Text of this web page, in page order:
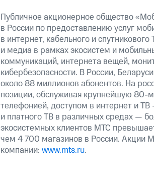
Публичное акционерное общество
в России по предоставлению услуг
в интернет, кабельного и
и медиа в рамках экосистем и
коммуникаций, интернета вещей,
кибербезопасности. В России,
около 88 миллионов абонентов. На
позиции, обслуживая крупнейшую
телефонией, доступом в интернет и
и платного ТВ в различных средах —
экосистемных клиентов МТС
чем 4 700 магазинов в России. Акции
компании: www.mts.ru.